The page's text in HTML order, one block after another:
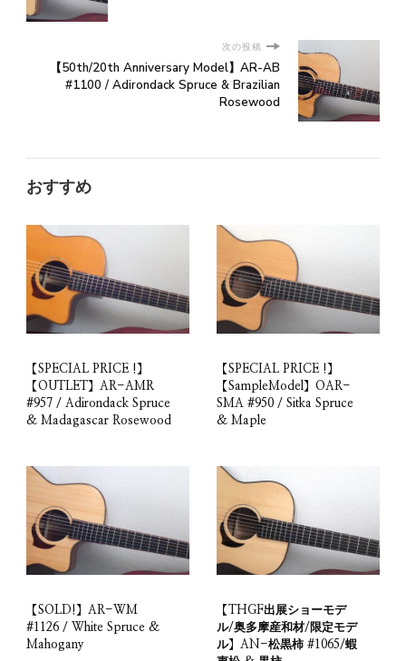
次の投稿
【50th/20th Anniversary Model】AR-AB
#1100 / Adirondack Spruce & Brazilian
Rosewood
おすすめ
【SPECIAL PRICE !】
【OUTLET】AR-AMR
#957 / Adirondack Spruce
& Madagascar Rosewood
【SPECIAL PRICE !】
【SampleModel】OAR-
SMA #950 / Sitka Spruce
& Maple
【SOLD!】AR-WM
#1126 / White Spruce &
Mahogany
【THGF出展ショーモデ
ル/奥多摩産和材/限定モデ
ル】AN-松黒柿 #1065/蝦